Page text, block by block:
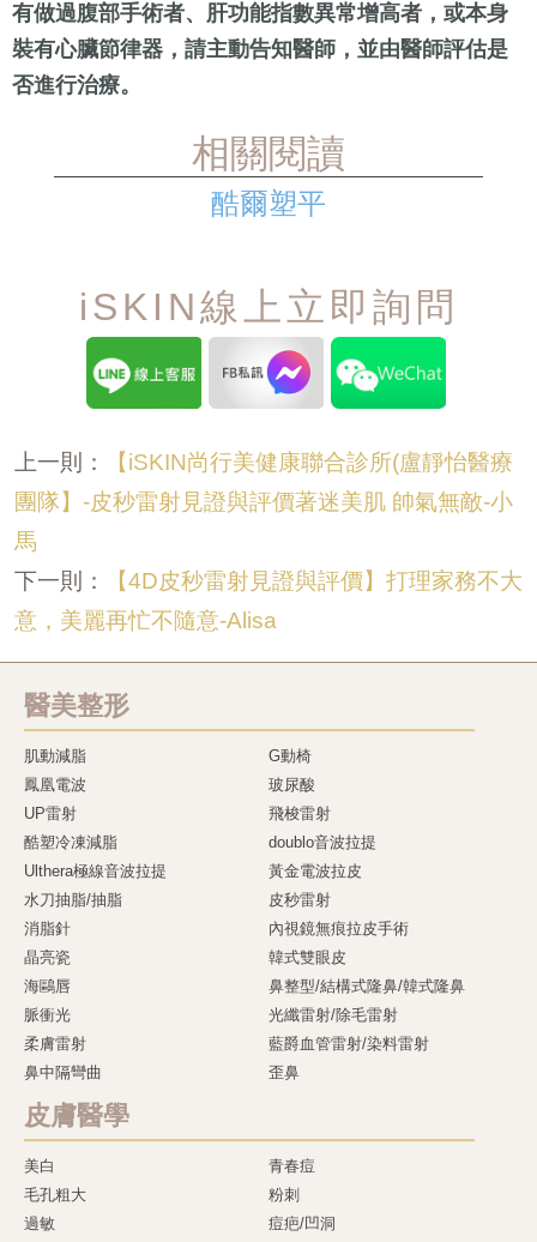
有做過腹部手術者、肝功能指數異常增高者，或本身
裝有心臟節律器，請主動告知醫師，並由醫師評估是
否進行治療。
相關閱讀
酷爾塑平
iSKIN線上立即詢問
上一則：
【iSKIN尚行美健康聯合診所(盧靜怡醫療
團隊】-皮秒雷射見證與評價著迷美肌 帥氣無敵-小
馬
下一則：
【4D皮秒雷射見證與評價】打理家務不大
意，美麗再忙不隨意-Alisa
醫美整形
肌動減脂
G動椅
鳳凰電波
玻尿酸
UP雷射
飛梭雷射
酷塑冷凍減脂
doublo音波拉提
Ulthera極線音波拉提
黃金電波拉皮
水刀抽脂/抽脂
皮秒雷射
消脂針
內視鏡無痕拉皮手術
晶亮瓷
韓式雙眼皮
海鷗唇
鼻整型/結構式隆鼻/韓式隆鼻
脈衝光
光纖雷射/除毛雷射
柔膚雷射
藍爵血管雷射/染料雷射
鼻中隔彎曲
歪鼻
皮膚醫學
美白
青春痘
毛孔粗大
粉刺
過敏
痘疤/凹洞